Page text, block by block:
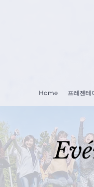
Home 프레젠테